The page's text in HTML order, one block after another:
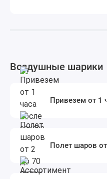
Воздушные шарики
Привезем от 1
Полет шаров